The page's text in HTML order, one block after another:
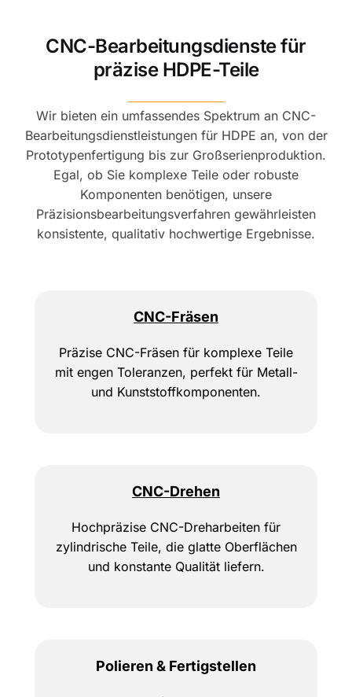
CNC-Bearbeitungsdienste für
präzise HDPE-Teile
Wir bieten ein umfassendes Spektrum an CNC-
Bearbeitungsdienstleistungen für HDPE an, von der
Prototypenfertigung bis zur Großserienproduktion.
Egal, ob Sie komplexe Teile oder robuste
Komponenten benötigen, unsere
Präzisionsbearbeitungsverfahren gewährleisten
konsistente, qualitativ hochwertige Ergebnisse.
CNC-Fräsen
Präzise CNC-Fräsen für komplexe Teile
mit engen Toleranzen, perfekt für Metall-
und Kunststoffkomponenten.
CNC-Drehen
Hochpräzise CNC-Dreharbeiten für
zylindrische Teile, die glatte Oberflächen
und konstante Qualität liefern.
Polieren & Fertigstellen